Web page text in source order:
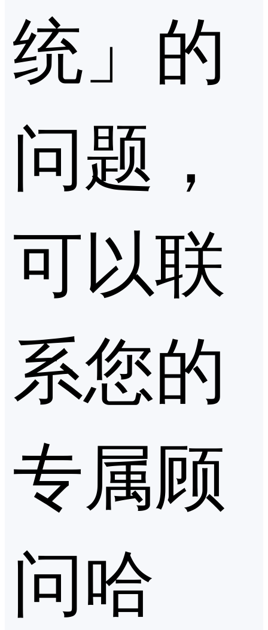
统」的
问题，
可以联
系您的
专属顾
问哈